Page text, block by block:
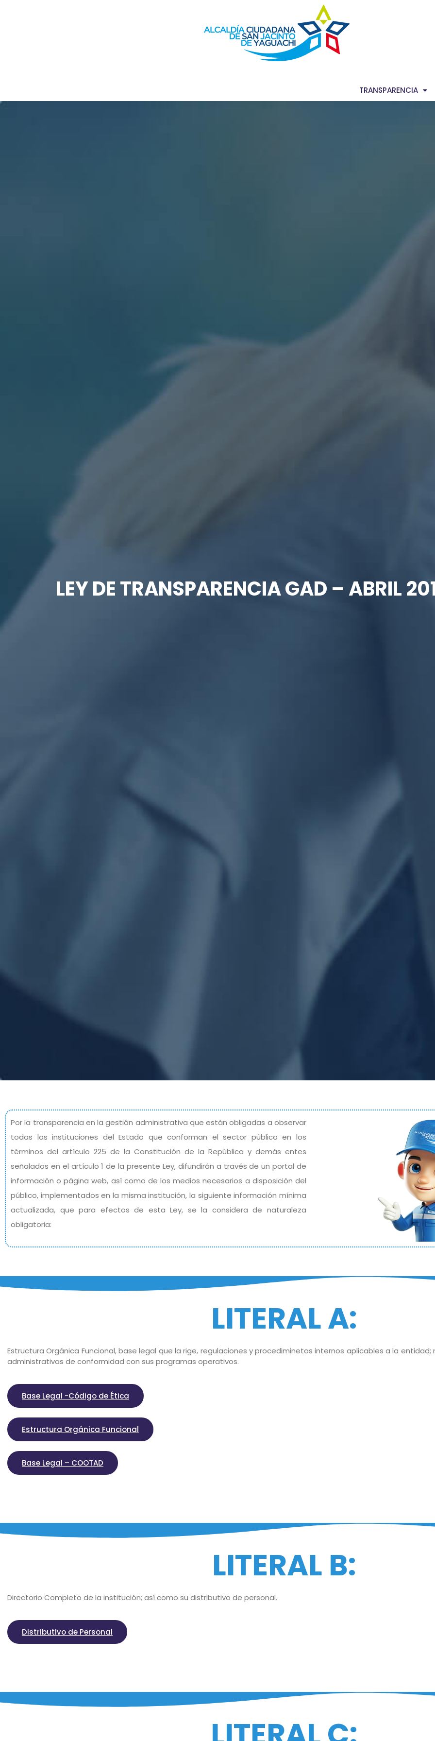
TRANSPARENCIA
LEY DE TRANSPARENCIA GAD – ABRIL
Por la transparencia en la gestión administrativa que están obligadas a observar
todas las instituciones del Estado que conforman el sector público en los
términos del artículo 225 de la Constitución de la República y demás entes
señalados en el artículo 1 de la presente Ley, difundirán a través de un portal de
información o página web, así como de los medios necesarios a disposición del
público, implementados en la misma institución, la siguiente información mínima
actualizada, que para efectos de esta Ley, se la considera de naturaleza
obligatoria:
LITERAL A:
Estructura Orgánica Funcional, base legal que la rige, regulaciones y procediminetos internos aplicables a la
administrativas de conformidad con sus programas operativos.
Base Legal -Código de Ética
Estructura Orgánica Funcional
Base Legal – COOTAD
LITERAL B:
Directorio Completo de la institución; así como su distributivo de personal.
Distributivo de Personal